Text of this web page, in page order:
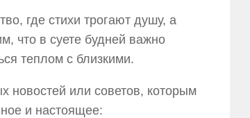
где стихи трогают душу, а
что в суете будней важно
теплом с близкими.
новостей или советов, которым
и настоящее: